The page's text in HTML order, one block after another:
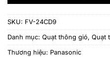
SKU: FV-24CD9
Danh mục: Quạt thông gió, Quạt
Thương hiệu: Panasonic